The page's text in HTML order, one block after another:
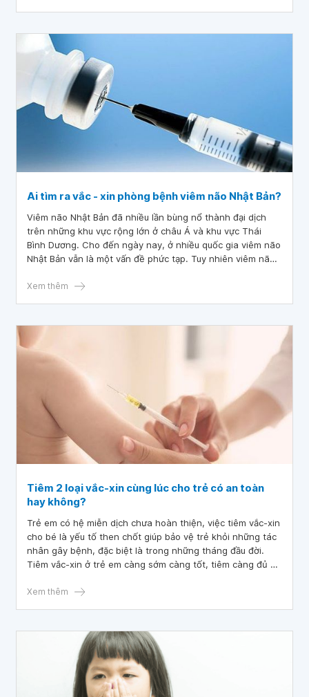
Ai tìm ra vắc - xin phòng bệnh viêm não Nhật Bản?
Viêm não Nhật Bản đã nhiều lần bùng nổ thành đại dịch
trên những khu vực rộng lớn ở châu Á và khu vực Thái
Bình Dương. Cho đến ngày nay, ở nhiều quốc gia viêm não
Nhật Bản vẫn là một vấn đề phức tạp. Tuy nhiên viêm não
- xin viêm não Nhật Bản ra đời như thế nào?
Xem thêm
Tiêm 2 loại vắc-xin cùng lúc cho trẻ có an toàn
hay không?
Trẻ em có hệ miễn dịch chưa hoàn thiện, việc tiêm vắc-xin
cho bé là yếu tố then chốt giúp bảo vệ trẻ khỏi những tác
nhân gây bệnh, đặc biệt là trong những tháng đầu đời.
Tiêm vắc-xin ở trẻ em càng sớm càng tốt, tiêm càng đủ số
Xem thêm